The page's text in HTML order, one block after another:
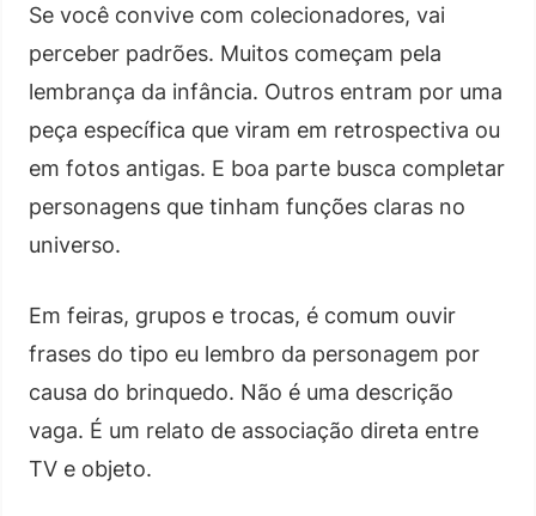
Se você convive com colecionadores, vai
perceber padrões. Muitos começam pela
lembrança da infância. Outros entram por uma
peça específica que viram em retrospectiva ou
em fotos antigas. E boa parte busca completar
personagens que tinham funções claras no
universo.
Em feiras, grupos e trocas, é comum ouvir
frases do tipo eu lembro da personagem por
causa do brinquedo. Não é uma descrição
vaga. É um relato de associação direta entre
TV e objeto.